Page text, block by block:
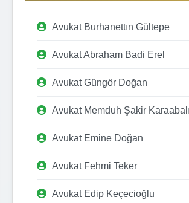
Avukat Burhanettın Gültepe
Avukat Abraham Badi Erel
Avukat Güngör Doğan
Avukat Memduh Şakir Karaabalı
Avukat Emine Doğan
Avukat Fehmi Teker
Avukat Edip Keçecioğlu